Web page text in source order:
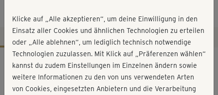
Dance Moves - Choreo 1+2
Workout-Facts
mittelschwer
16 Min
Klicke auf „Alle akzeptieren“, um deine Einwilligung in den
Einsatz aller Cookies und ähnlichen Technologien zu erteilen
oder „Alle ablehnen“, um lediglich technisch notwendige
Technologien zuzulassen. Mit Klick auf „Präferenzen wählen“
kannst du zudem Einstellungen im Einzelnen ändern sowie
weitere Informationen zu den von uns verwendeten Arten
von Cookies, eingesetzten Anbietern und die Verarbeitung